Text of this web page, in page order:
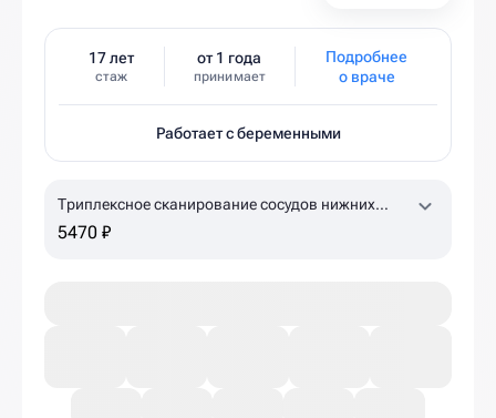
17 лет
стаж
от 1 года
принимает
Подробнее
о враче
Работает с беременными
Триплексное сканирование сосудов нижних
конечностей
5470 ₽